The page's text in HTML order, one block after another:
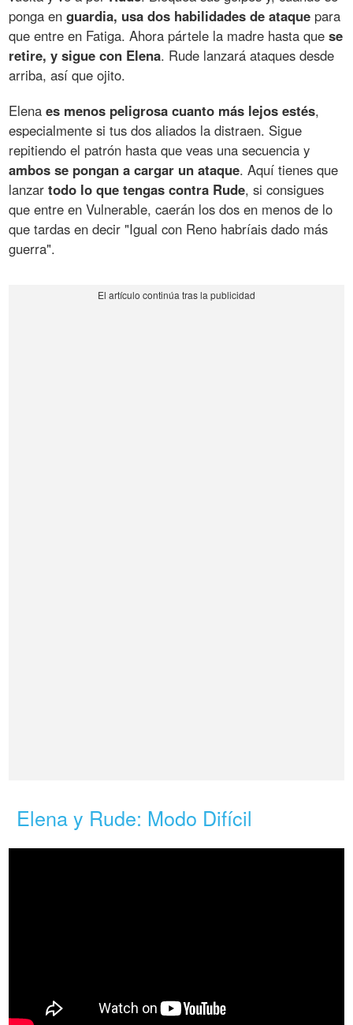
ponga enguardia, usa dos habilidades de ataque para
que entre en Fatiga. Ahora pártele la madre hasta quese
retire, y sigue con Elena. Rude lanzará ataques desde
arriba, así que ojito.
Elenaes menos peligrosa cuanto más lejos estés,
especialmente si tus dos aliados la distraen. Sigue
repitiendo el patrón hasta que veas una secuencia y
ambos se pongan a cargar un ataque. Aquí tienes que
lanzartodo lo que tengas contra Rude, si consigues
que entre en Vulnerable, caerán los dos en menos de lo
que tardas en decir "Igual con Reno habríais dado más
guerra".
Elena y Rude: Modo Difícil